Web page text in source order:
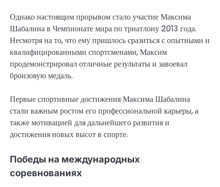
Однако настоящим прорывом стало участие Максима
Шабалина в Чемпионате мира по триатлону 2013 года.
Несмотря на то, что ему пришлось сразиться с опытными и
квалифицированными спортсменами, Максим
продемонстрировал отличные результаты и завоевал
бронзовую медаль.
Первые спортивные достижения Максима Шабалина
стали важным ростом его профессиональной карьеры, а
также мотивацией для дальнейшего развития и
достижения новых высот в спорте.
Победы на международных
соревнованиях